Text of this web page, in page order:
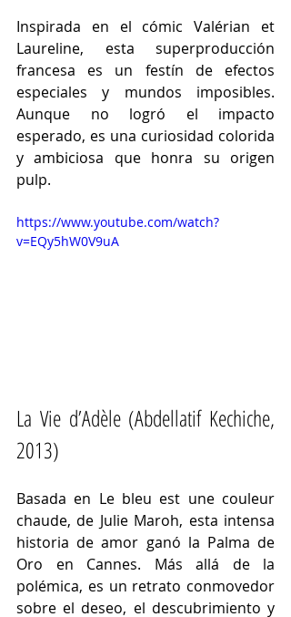
Inspirada en el cómic Valérian et
Laureline, esta superproducción
francesa es un festín de efectos
especiales y mundos imposibles.
Aunque no logró el impacto
esperado, es una curiosidad colorida
y ambiciosa que honra su origen
pulp.
https://www.youtube.com/watch?
v=EQy5hW0V9uA
La Vie d’Adèle (Abdellatif Kechiche,
2013)
Basada en Le bleu est une couleur
chaude, de Julie Maroh, esta intensa
historia de amor ganó la Palma de
Oro en Cannes. Más allá de la
polémica, es un retrato conmovedor
sobre el deseo, el descubrimiento y